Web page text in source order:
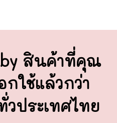
สินค้าที่คุณ
กใช้แล้วกว่า
ประเทศไทย